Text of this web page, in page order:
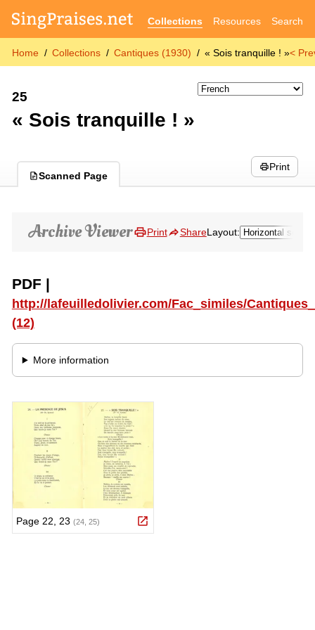
Collections Resources Search
Home Collections Cantiques (1930) « Sois tranquille ! »<
25
« Sois tranquille ! »
Scanned Page
Print